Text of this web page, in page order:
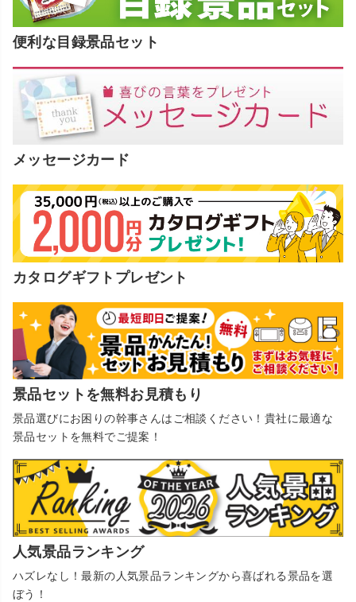
便利な目録景品セット
メッセージカード
カタログギフトプレゼント
景品セットを無料お見積もり
景品選びにお困りの幹事さんはご相談ください！貴社に最適な
景品セットを無料でご提案！
人気景品ランキング
ハズレなし！最新の人気景品ランキングから喜ばれる景品を選
ぼう！